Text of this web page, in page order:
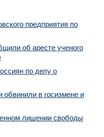
предприятия по
об аресте ученого
по делу о
обвинили в госизмене и
лишении свободы